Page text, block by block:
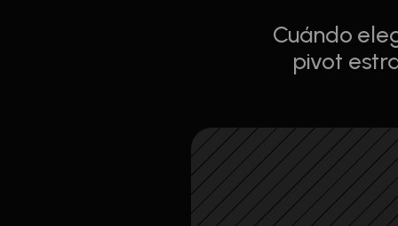
Cuándo
pivot